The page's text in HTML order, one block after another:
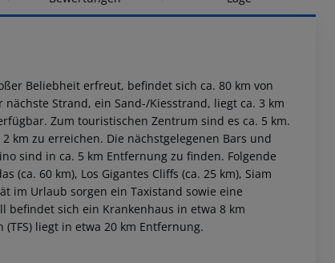
Beliebheit erfreut, befindet sich ca. 80 km von
nächste Strand, ein Sand-/Kiesstrand, liegt ca. 3 km
Zum touristischen Zentrum sind es ca. 5 km.
km zu erreichen. Die nächstgelegenen Bars und
sind in ca. 5 km Entfernung zu finden. Folgende
(ca. 60 km), Los Gigantes Cliffs (ca. 25 km), Siam
im Urlaub sorgen ein Taxistand sowie eine
befindet sich ein Krankenhaus in etwa 8 km
liegt in etwa 20 km Entfernung.